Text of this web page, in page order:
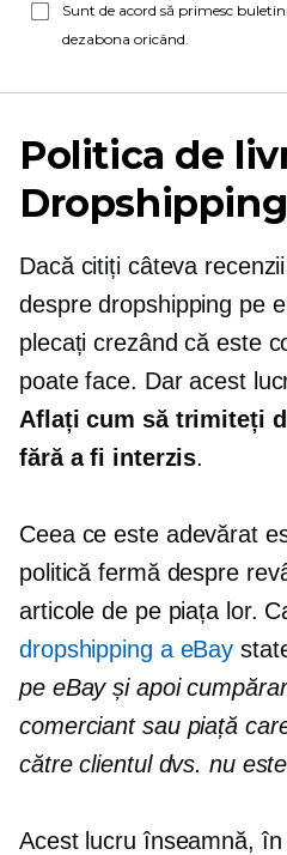
Sunt de acord să primesc
dezabona oricând.
Politica de
Dacă citiți câteva
despre dropshipping pe
plecați crezând că este
poate face. Dar acest
Aflați cum să trimiteți
fără a fi interzis.
Ceea ce este adevărat
politică fermă despre
articole de pe piața lor.
dropshipping a eBay
pe eBay și apoi
comerciant sau piață
către clientul dvs. nu
Acest lucru înseamnă,